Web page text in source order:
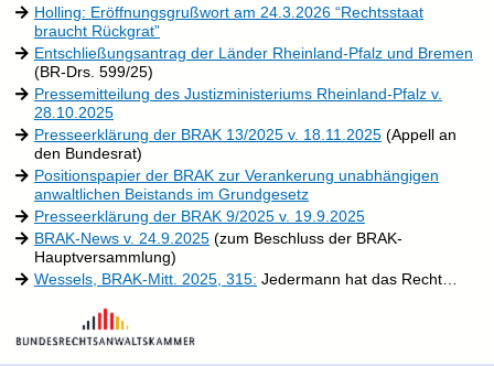
Holling: Eröffnungsgrußwort am 24.3.2026 “Rechtsstaat
braucht Rückgrat”
Entschließungsantrag der Länder Rheinland-Pfalz und Bremen
(BR-Drs. 599/25)
Pressemitteilung des Justizministeriums Rheinland-Pfalz v.
28.10.2025
Presseerklärung der BRAK 13/2025 v. 18.11.2025 (Appell an
den Bundesrat)
Positionspapier der BRAK zur Verankerung unabhängigen
anwaltlichen Beistands im Grundgesetz
Presseerklärung der BRAK 9/2025 v. 19.9.2025
BRAK-News v. 24.9.2025 (zum Beschluss der BRAK-
Hauptversammlung)
Wessels, BRAK-Mitt. 2025, 315: Jedermann hat das Recht…